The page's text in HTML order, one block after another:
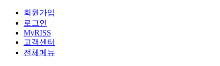
회원가입
로그인
MyRISS
고객센터
전체메뉴